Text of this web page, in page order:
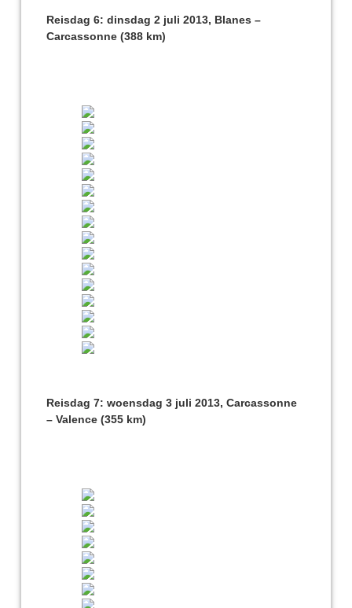
Reisdag 6: dinsdag 2 juli 2013, Blanes –
Carcassonne (388 km)
Reisdag 7: woensdag 3 juli 2013, Carcassonne
– Valence (355 km)